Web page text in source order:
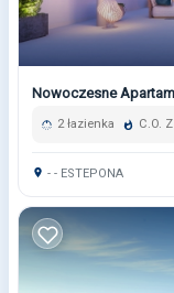
Nowoczesne
2 łazienka C.O.
- - ESTEPONA